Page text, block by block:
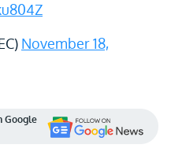
November 18,
Google